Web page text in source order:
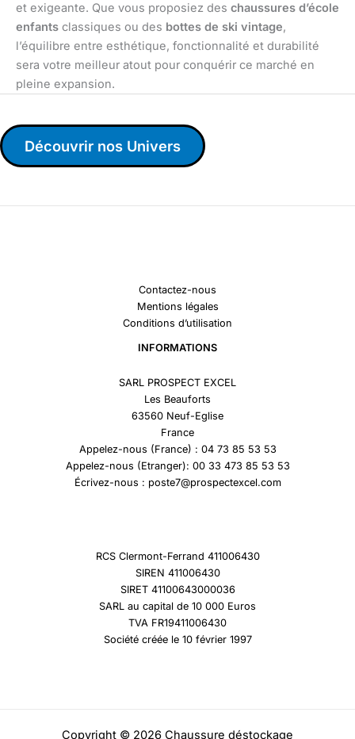
et exigeante. Que vous proposiez des chaussures d’école
enfants classiques ou des bottes de ski vintage,
l’équilibre entre esthétique, fonctionnalité et durabilité
sera votre meilleur atout pour conquérir ce marché en
pleine expansion.
Découvrir nos Univers
Contactez-nous
Mentions légales
Conditions d’utilisation
INFORMATIONS
SARL PROSPECT EXCEL
Les Beauforts
63560 Neuf-Eglise
France
Appelez-nous (France) : 04 73 85 53 53
Appelez-nous (Etranger): 00 33 473 85 53 53
Écrivez-nous : poste7@prospectexcel.com
RCS Clermont-Ferrand 411006430
SIREN 411006430
SIRET 41100643000036
SARL au capital de 10 000 Euros
TVA FR19411006430
Société créée le 10 février 1997
Copyright © 2026 Chaussure déstockage